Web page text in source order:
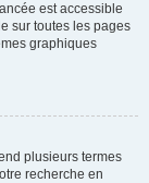
est accessible
sur toutes les pages
graphiques
plusieurs termes
recherche en